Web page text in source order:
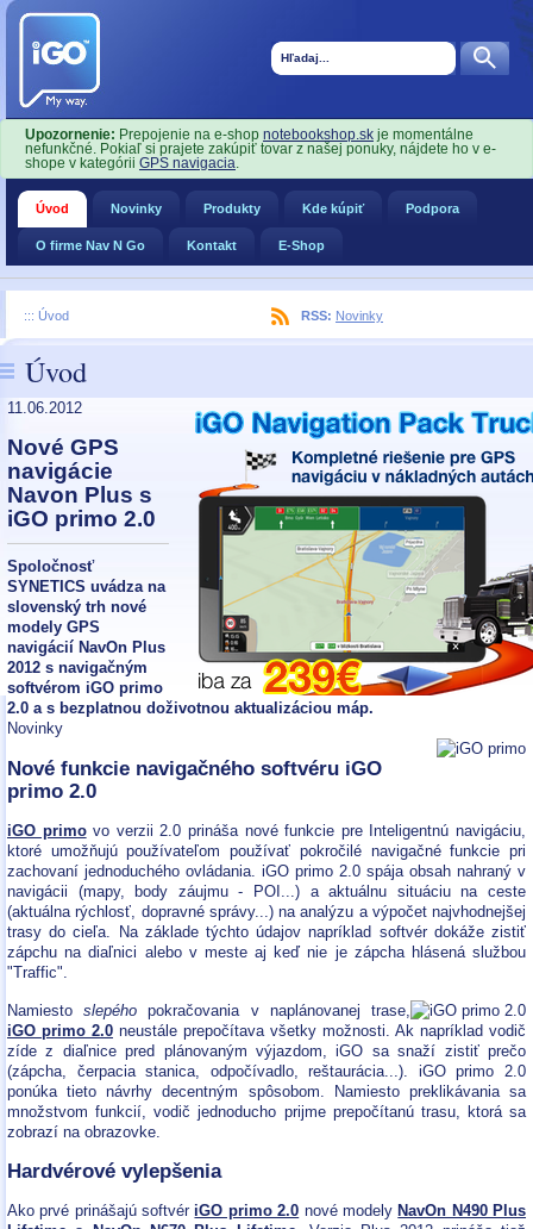
Upozornenie: Prepojenie na e-shop notebookshop.sk je momentálne
nefunkčné. Pokiaľ si prajete zakúpiť tovar z našej ponuky, nájdete ho v e-
shope v kategórii GPS navigacia.
Úvod Novinky Produkty Kde kúpiť Podpora
O firme Nav N Go Kontakt E-Shop
RSS: Novinky
::: Úvod
Úvod
11.06.2012
Nové GPS
navigácie
Navon Plus s
iGO primo 2.0
Spoločnosť
SYNETICS uvádza na
slovenský trh nové
modely GPS
navigácií NavOn Plus
2012 s navigačným
softvérom iGO primo
2.0 a s bezplatnou doživotnou aktualizáciou máp.
Novinky
Nové funkcie navigačného softvéru iGO
primo 2.0
iGO primovo verzii 2.0 prináša nové funkcie pre Inteligentnú navigáciu,
ktoré umožňujú používateľom používať pokročilé navigačné funkcie pri
zachovaní jednoduchého ovládania. iGO primo 2.0 spája obsah nahraný v
navigácii (mapy, body záujmu - POI...) a aktuálnu situáciu na ceste
(aktuálna rýchlosť, dopravné správy...) na analýzu a výpočet najvhodnejšej
trasy do cieľa. Na základe týchto údajov napríklad softvér dokáže zistiť
zápchu na diaľnici alebo v meste aj keď nie je zápcha hlásená službou
"Traffic".
Namiestoslepého pokračovania v naplánovanej trase,
iGO primo 2.0 neustále prepočítava všetky možnosti. Ak napríklad vodič
zíde z diaľnice pred plánovaným výjazdom, iGO sa snaží zistiť prečo
(zápcha, čerpacia stanica, odpočívadlo, reštaurácia...). iGO primo 2.0
ponúka tieto návrhy decentným spôsobom. Namiesto preklikávania sa
množstvom funkcií, vodič jednoducho prijme prepočítanú trasu, ktorá sa
zobrazí na obrazovke.
Hardvérové vylepšenia
Ako prvé prinášajú softvér iGO primo 2.0 nové modely NavOn N490 Plus